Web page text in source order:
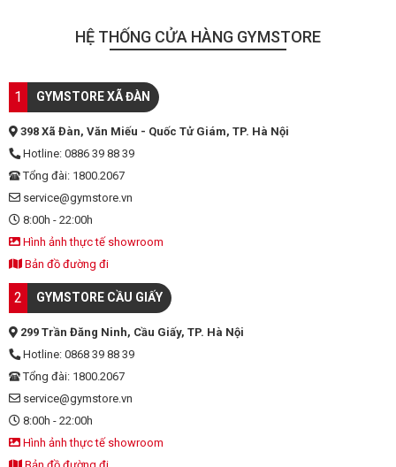
HỆ THỐNG CỬA HÀNG GYMSTORE
1 GYMSTORE XÃ ĐÀN
398 Xã Đàn, Văn Miếu - Quốc Tử Giám, TP. Hà Nội
Hotline: 0886 39 88 39
Tổng đài: 1800.2067
service@gymstore.vn
8:00h - 22:00h
Hình ảnh thực tế showroom
Bản đồ đường đi
2 GYMSTORE CẦU GIẤY
299 Trần Đăng Ninh, Cầu Giấy, TP. Hà Nội
Hotline: 0868 39 88 39
Tổng đài: 1800.2067
service@gymstore.vn
8:00h - 22:00h
Hình ảnh thực tế showroom